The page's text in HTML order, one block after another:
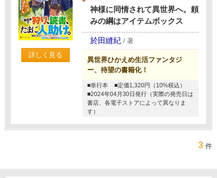
詳しく見る
神様に同情されて異世界へ。頼
みの綱はアイテムボックス
於田縫紀 / 著
異世界ひかえめ生活ファンタジ
ー、待望の書籍化！
■単行本
■定価1,320円（10%税込）
■2024年04月30日発行（実際の発売日は
書店、各電子ストアによって異なりま
す）
3 件